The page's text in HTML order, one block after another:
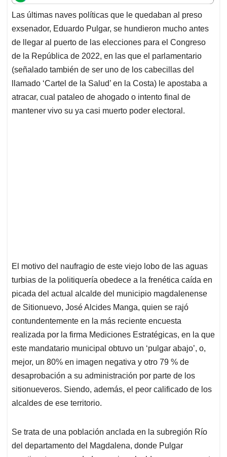
t
s
A
p
p
e
b
o
o
k
k
e
d
I
n
i
l
e
a
d
s
Las últimas naves políticas que le quedaban al preso
exsenador, Eduardo Pulgar, se hundieron mucho antes
de llegar al puerto de las elecciones para el Congreso
de la República de 2022, en las que el parlamentario
(señalado también de ser uno de los cabecillas del
llamado ‘Cartel de la Salud’ en la Costa) le apostaba a
atracar, cual pataleo de ahogado o intento final de
mantener vivo su ya casi muerto poder electoral.
El motivo del naufragio de este viejo lobo de las aguas
turbias de la politiquería obedece a la frenética caída en
picada del actual alcalde del municipio magdalenense
de Sitionuevo, José Alcides Manga, quien se rajó
contundentemente en la más reciente encuesta
realizada por la firma Mediciones Estratégicas, en la que
este mandatario municipal obtuvo un ‘pulgar abajo’, o,
mejor, un 80% en imagen negativa y otro 79 % de
desaprobación a su administración por parte de los
sitionueveros. Siendo, además, el peor calificado de los
alcaldes de ese territorio.
Se trata de una población anclada en la subregión Río
del departamento del Magdalena, donde Pulgar